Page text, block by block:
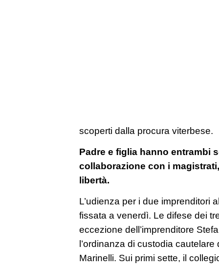
scoperti dalla procura viterbese.
Padre e figlia hanno entrambi
collaborazione con i
libertà.
L’udienza per i due imprenditori
fissata a venerdì. Le difese dei
eccezione dell’imprenditore
l’ordinanza di custodia
Marinelli. Sui primi sette, il